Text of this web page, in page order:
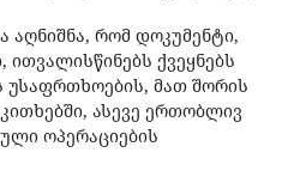
აღნიშნა, რომ დოკუმენტი,
ქვეყნებს
მათ შორის
ასევე ერთობლივ
ოპერაციების